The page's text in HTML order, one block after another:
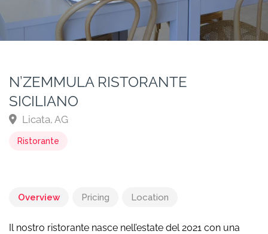
N’ZEMMULA RISTORANTE
SICILIANO
Licata, AG
Ristorante
Overview Pricing Location
Il nostro ristorante nasce nell’estate del 2021 con una